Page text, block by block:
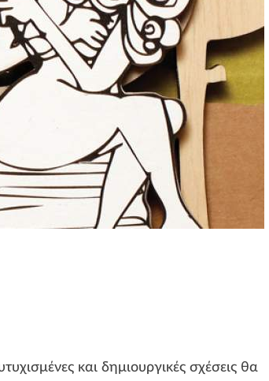
και δημιουργικές σχέσεις θα